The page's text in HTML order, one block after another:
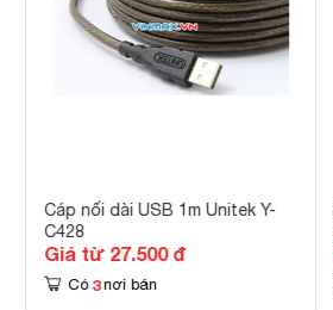
Cáp nối dài USB 1m Unitek Y-
C428
Giá từ 27.500 đ
Có 3 nơi bán